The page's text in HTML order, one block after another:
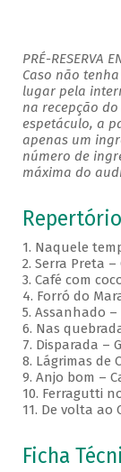
PRÉ-RESERVA
Caso não
lugar pela
na recepção do
espetáculo, a
apenas um
número de
máxima do
Repertório
1. Naquele
2. Serra Preta –
3. Café com
4. Forró do
5. Assanhado
6. Nas
7. Disparada –
8. Lágrimas de
9. Anjo bom –
10. Ferragutti
11. De volta ao
Ficha